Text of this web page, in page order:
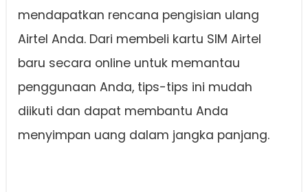
mendapatkan rencana pengisian ulang
Airtel Anda. Dari membeli kartu SIM Airtel
baru secara online untuk memantau
penggunaan Anda, tips-tips ini mudah
diikuti dan dapat membantu Anda
menyimpan uang dalam jangka panjang.